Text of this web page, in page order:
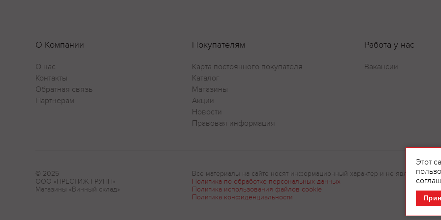
О Компании
О нас
Контакты
Обратная связь
Партнерам
Покупателям
Карта постоянного покупателя
Каталог
Магазины
Акции
Новости
Правовая информация
Работа у нас
Вакансии
© 2025
ООО «ПРЕСТИЖ ГРУПП»
Магазины «Винный склад»
Все материалы на сайте носят информационный характер и не являются
Политика по обработке персональных данных
Политика использования файлов cookie
Политика конфиденциальности
Этот